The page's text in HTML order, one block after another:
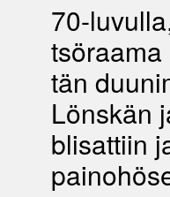
70-
tän
Lönskän
blisattiin